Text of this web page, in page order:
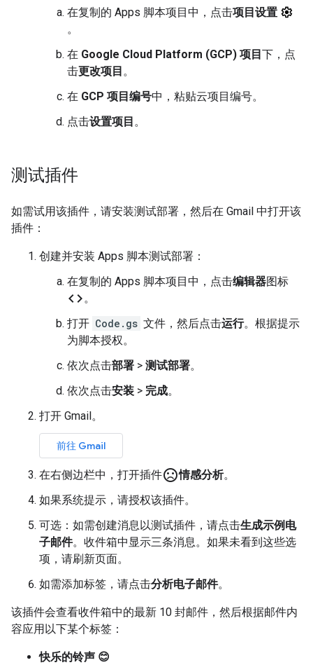
在复制的 Apps 脚本项目中，点击项目设置
。
在 Google Cloud Platform (GCP) 项目下，点
击更改项目 。
在 GCP 项目编号中，粘贴云项目编号。
点击设置项目 。
测试插件
如需试用该插件，请安装测试部署，然后在 Gmail 中打开该
插件：
创建并安装 Apps 脚本测试部署：
在复制的 Apps 脚本项目中，点击编辑器图标
code 。
打开 Code.gs 文件，然后点击运行。根据提示
为脚本授权。
依次点击部署 > 测试部署。
依次点击安装 > 完成。
打开 Gmail。
前往 Gmail
在右侧边栏中，打开插件sentiment_very_dissatisfied情感分析。
如果系统提示，请授权该插件。
可选：如需创建消息以测试插件，请点击生成示例电
子邮件。收件箱中显示三条消息。如果未看到这些选
项，请刷新页面。
如需添加标签，请点击分析电子邮件。
该插件会查看收件箱中的最新 10 封邮件，然后根据邮件内
容应用以下某个标签：
快乐的铃声 😊